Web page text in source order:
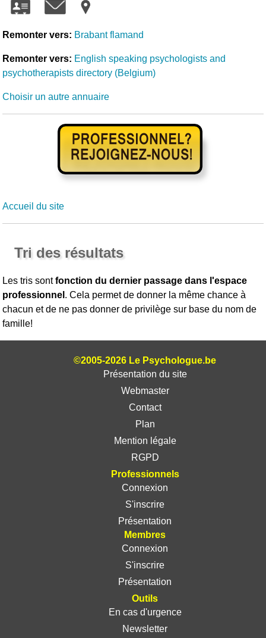
Remonter vers: Brabant flamand
Remonter vers: English speaking psychologists and
psychotherapists directory (Belgium)
Choisir un autre annuaire
Accueil du site
Tri des résultats
Les tris sontfonction du dernier passage dans l'espace
professionnel . Cela permet de donner la même chance à
chacun et de ne pas donner de privilège sur base du nom de
famille!
©2005-2026 Le Psychologue.be
Présentation du site
Webmaster
Contact
Plan
Mention légale
RGPD
Professionnels
Connexion
S'inscrire
Présentation
Membres
Connexion
S'inscrire
Présentation
Outils
En cas d'urgence
Newsletter